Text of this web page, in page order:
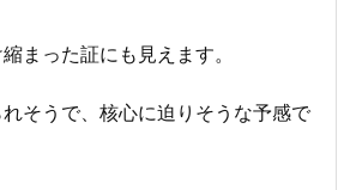
まった証にも見えます。
そうで、核心に迫りそうな予感で